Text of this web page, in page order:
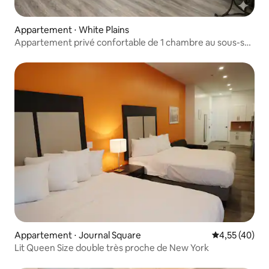
Appartement ⋅ White Plains
Appartement privé confortable de 1 chambre au sous-sol
Appartement ⋅ Journal Square Évaluation
4,55 (40)
Lit Queen Size double très proche de New York